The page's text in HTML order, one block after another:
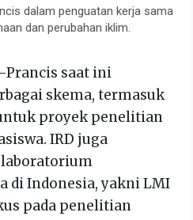
dalam penguatan kerja sama
dan perubahan iklim.
Prancis saat ini
skema, termasuk
proyek penelitian
IRD juga
di Indonesia, yakni LMI
pada penelitian